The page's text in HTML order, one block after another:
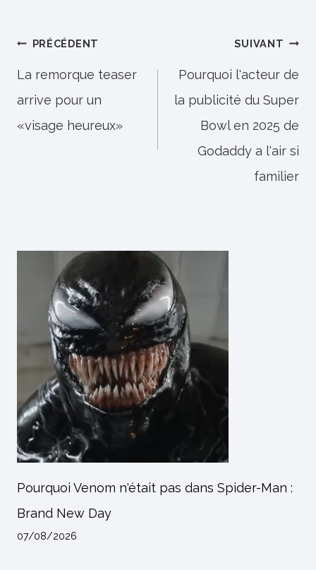
Navigation
de
l’article
PRÉCÉDENT
La remorque teaser
arrive pour un
«visage heureux»
SUIVANT
Pourquoi l'acteur de
la publicité du Super
Bowl en 2025 de
Godaddy a l'air si
familier
Pourquoi Venom n'était pas dans Spider-Man :
Brand New Day
07/08/2026